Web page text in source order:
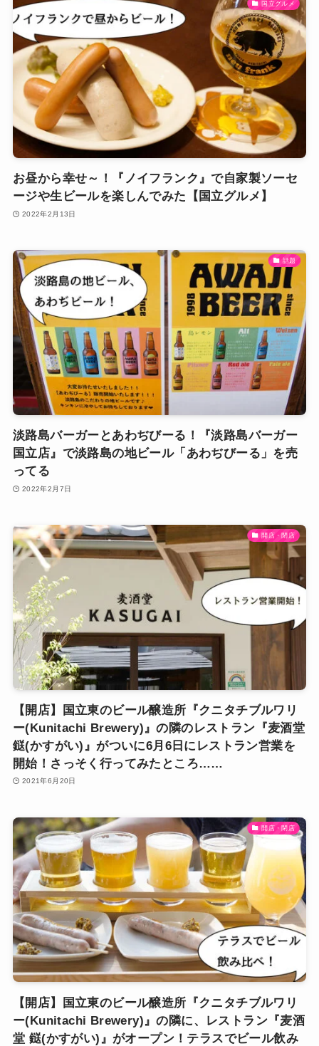
国立グルメ
お昼から幸せ～！『ノイフランク』で自家製ソーセ
ージや生ビールを楽しんでみた【国立グルメ】
2022年2月13日
話題
淡路島バーガーとあわぢびーる！『淡路島バーガー
国立店』で淡路島の地ビール「あわぢびーる」を売
ってる
2022年2月7日
開店・閉店
【開店】国立東のビール醸造所『クニタチブルワリ
ー(Kunitachi Brewery)』の隣のレストラン『麦酒堂
鎹(かすがい)』がついに6月6日にレストラン営業を
開始！さっそく行ってみたところ……
2021年6月20日
開店・閉店
【開店】国立東のビール醸造所『クニタチブルワリ
ー(Kunitachi Brewery)』の隣に、レストラン『麦酒
堂 鎹(かすがい)』がオープン！テラスでビール飲み